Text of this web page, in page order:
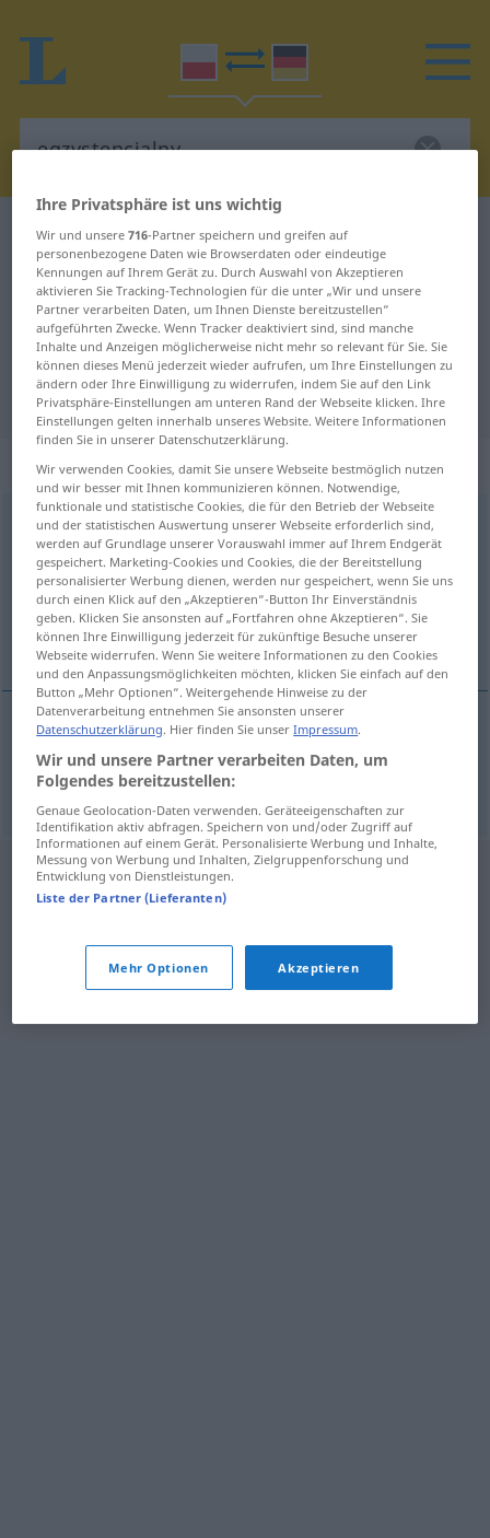
Polnisch-Deutsch Wörterbuch egzystencjalny
Polnisch-Deutsch Übersetzung für
"egzystencjalny"
"egzystencjalny" Deutsch
Übersetzung
„egzystencjalny“
egzystencjalny
Übersicht aller Übersetzungen
(Für mehr Details die Übersetzung anklicken/antippen)
existenziell
existenziell egzystencjalnylęk
Ihre Privatsphäre ist uns wichtig
Wir und unsere716-Partner speichern und greifen auf
personenbezogene Daten wie Browserdaten oder eindeutige
Kennungen auf Ihrem Gerät zu. Durch Auswahl von Akzeptieren
aktivieren Sie Tracking-Technologien für die unter „Wir und unsere
Partner verarbeiten Daten, um Ihnen Dienste bereitzustellen“
aufgeführten Zwecke. Wenn Tracker deaktiviert sind, sind manche
Inhalte und Anzeigen möglicherweise nicht mehr so relevant für Sie. Sie
können dieses Menü jederzeit wieder aufrufen, um Ihre Einstellungen zu
ändern oder Ihre Einwilligung zu widerrufen, indem Sie auf den Link
Privatsphäre-Einstellungen am unteren Rand der Webseite klicken. Ihre
Einstellungen gelten innerhalb unseres Website. Weitere Informationen
finden Sie in unserer Datenschutzerklärung.
Wir verwenden Cookies, damit Sie unsere Webseite bestmöglich nutzen
und wir besser mit Ihnen kommunizieren können. Notwendige,
funktionale und statistische Cookies, die für den Betrieb der Webseite
und der statistischen Auswertung unserer Webseite erforderlich sind,
werden auf Grundlage unserer Vorauswahl immer auf Ihrem Endgerät
gespeichert. Marketing-Cookies und Cookies, die der Bereitstellung
personalisierter Werbung dienen, werden nur gespeichert, wenn Sie uns
durch einen Klick auf den „Akzeptieren“-Button Ihr Einverständnis
geben. Klicken Sie ansonsten auf „Fortfahren ohne Akzeptieren“. Sie
können Ihre Einwilligung jederzeit für zukünftige Besuche unserer
Webseite widerrufen. Wenn Sie weitere Informationen zu den Cookies
und den Anpassungsmöglichkeiten möchten, klicken Sie einfach auf den
Button „Mehr Optionen“. Weitergehende Hinweise zu der
Datenverarbeitung entnehmen Sie ansonsten unserer
Datenschutzerklärung. Hier finden Sie unserImpressum.
Wir und unsere Partner verarbeiten Daten, um
Folgendes bereitzustellen:
Genaue Geolocation-Daten verwenden. Geräteeigenschaften zur
Identifikation aktiv abfragen. Speichern von und/oder Zugriff auf
Informationen auf einem Gerät. Personalisierte Werbung und Inhalte,
Messung von Werbung und Inhalten, Zielgruppenforschung und
Entwicklung von Dienstleistungen.
Liste der Partner (Lieferanten)
Mehr Optionen Akzeptieren